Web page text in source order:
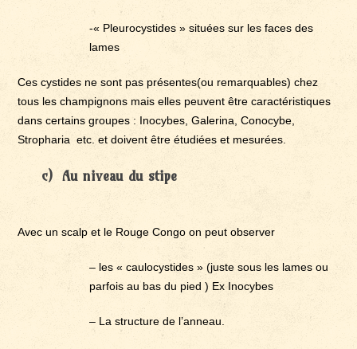
-« Pleurocystides » situées sur les faces des
lames
Ces cystides ne sont pas présentes(ou remarquables) chez
tous les champignons mais elles peuvent être caractéristiques
dans certains groupes : Inocybes, Galerina, Conocybe,
Stropharia etc. et doivent être étudiées et mesurées.
c) Au niveau du stipe
Avec un scalp et le Rouge Congo on peut observer
– les « caulocystides » (juste sous les lames ou
parfois au bas du pied ) Ex Inocybes
– La structure de l’anneau.